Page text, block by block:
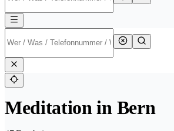
Meditation in Bern